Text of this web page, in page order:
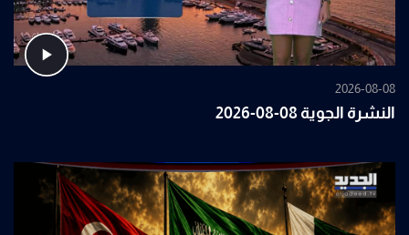
2026-08-08
النشرة الجوية 08-08-2026